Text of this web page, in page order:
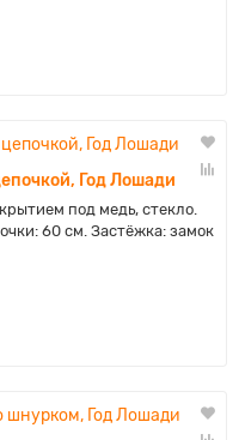
Год Лошади
под медь, стекло.
60 см. Застёжка: замок